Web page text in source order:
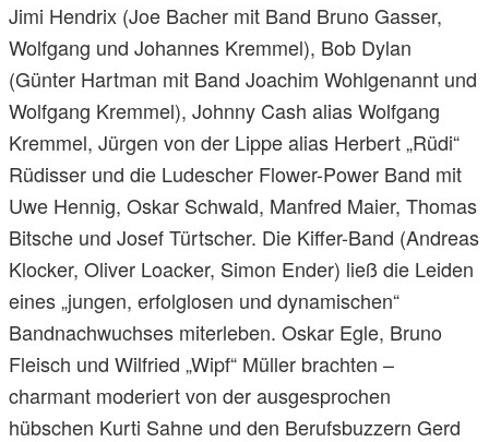
Jimi Hendrix (Joe Bacher mit Band Bruno Gasser,
Wolfgang und Johannes Kremmel), Bob Dylan
(Günter Hartman mit Band Joachim Wohlgenannt und
Wolfgang Kremmel), Johnny Cash alias Wolfgang
Kremmel, Jürgen von der Lippe alias Herbert „Rüdi“
Rüdisser und die Ludescher Flower-Power Band mit
Uwe Hennig, Oskar Schwald, Manfred Maier, Thomas
Bitsche und Josef Türtscher. Die Kiffer-Band (Andreas
Klocker, Oliver Loacker, Simon Ender) ließ die Leiden
eines „jungen, erfolglosen und dynamischen“
Bandnachwuchses miterleben. Oskar Egle, Bruno
Fleisch und Wilfried „Wipf“ Müller brachten –
charmant moderiert von der ausgesprochen
hübschen Kurti Sahne und den Berufsbuzzern Gerd